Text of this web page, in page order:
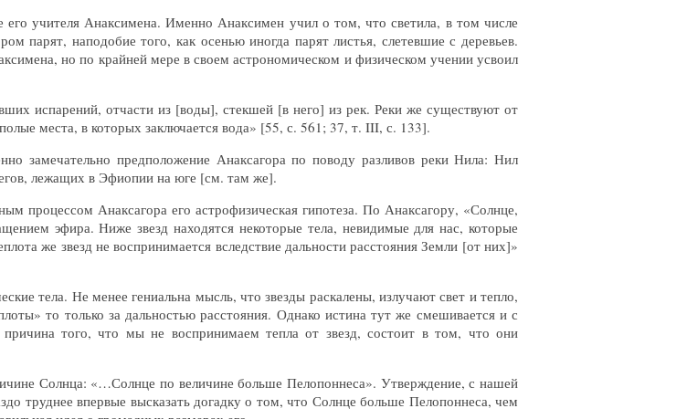
учителя Анаксимена. Именно Анаксимен учил о том, что светила, в том числе
парят, наподобие того, как осенью иногда парят листья, слетевшие с деревьев.
но по крайней мере в своем астрономическом и физическом учении усвоил
испарений, отчасти из [воды], стекшей [в него] из рек. Реки же существуют от
места, в которых заключается вода» [55, с. 561; 37, т. III, с. 133].
замечательно предположение Анаксагора по поводу разливов реки Нила: Нил
лежащих в Эфиопии на юге [см. там же].
процессом Анаксагора его астрофизическая гипотеза. По Анаксагору, «Солнце,
эфира. Ниже звезд находятся некоторые тела, невидимые для нас, которые
же звезд не воспринимается вследствие дальности расстояния Земли [от них]»
тела. Не менее гениальна мысль, что звезды раскалены, излучают свет и тепло,
то только за дальностью расстояния. Однако истина тут же смешивается и с
того, что мы не воспринимаем тепла от звезд, состоит в том, что они
Солнца: «…Солнце по величине больше Пелопоннеса». Утверждение, с нашей
труднее впервые высказать догадку о том, что Солнце больше Пелопоннеса, чем